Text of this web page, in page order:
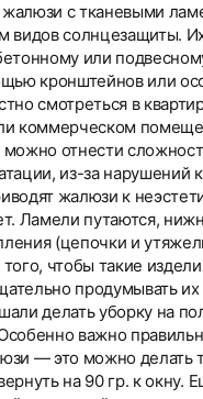
жалюзи с тканевыми
видов солнцезащиты.
или
кронштейнов или
смотреться в
коммерческом
можно отнести
из-за нарушений
жалюзи к
Ламели путаются,
(цепочки и
чтобы такие
продумывать их
делать уборку на
важно
— это можно делать
на 90 гр. к окну.